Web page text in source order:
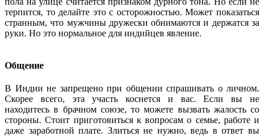
терпится, то делайте это с осторожностью. Может показаться
странным, что мужчины дружески обнимаются и держатся за
руки. Но это нормальное для индийцев явление.
Общение
В Индии не запрещено при общении спрашивать о личном.
Скорее всего, эта участь коснется и вас. Если вы не
находитесь в брачном союзе, то можете вызвать жалость со
стороны. Стоит приготовиться к вопросам о семье, работе и
даже заработной плате. Злиться не нужно, ведь в ответ вы